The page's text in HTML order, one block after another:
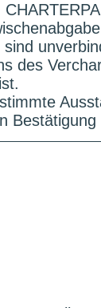
sind
des